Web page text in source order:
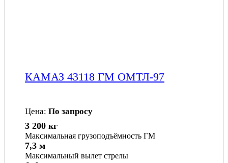
КАМАЗ 43118 ГМ ОМТЛ-97
Цена: По запросу
Максимальная грузоподъёмность ГМ
3 200 кг
Максимальный вылет стрелы
7,3 м